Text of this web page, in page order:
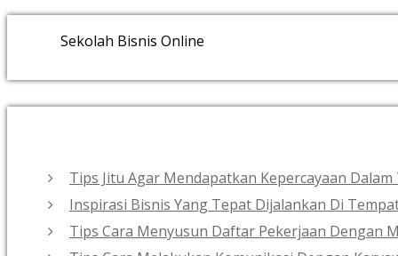
Sekolah Bisnis Online
Tips Jitu Agar Mendapatkan Kepercayaan Dalam
Inspirasi Bisnis Yang Tepat Dijalankan Di
Tips Cara Menyusun Daftar Pekerjaan Dengan